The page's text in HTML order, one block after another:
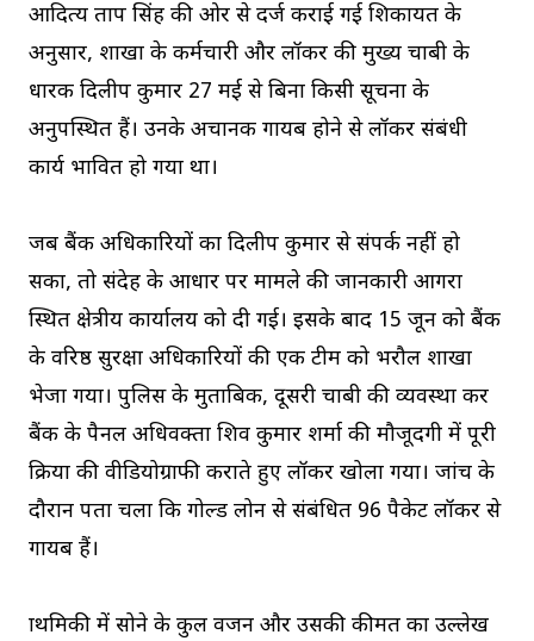
आदित्य प्रताप सिंह की ओर से दर्ज कराई गई शिकायत के
अनुसार, शाखा के कर्मचारी और लॉकर की मुख्य चाबी के
धारक दिलीप कुमार 27 मई से बिना किसी सूचना के
अनुपस्थित हैं। उनके अचानक गायब होने से लॉकर संबंधी
कार्य प्रभावित हो गया था।
जब बैंक अधिकारियों का दिलीप कुमार से संपर्क नहीं हो
सका, तो संदेह के आधार पर मामले की जानकारी आगरा
स्थित क्षेत्रीय कार्यालय को दी गई। इसके बाद 15 जून को बैंक
के वरिष्ठ सुरक्षा अधिकारियों की एक टीम को भरौल शाखा
भेजा गया। पुलिस के मुताबिक, दूसरी चाबी की व्यवस्था कर
बैंक के पैनल अधिवक्ता शिव कुमार शर्मा की मौजूदगी में पूरी
प्रक्रिया की वीडियोग्राफी कराते हुए लॉकर खोला गया। जांच के
दौरान पता चला कि गोल्ड लोन से संबंधित 96 पैकेट लॉकर से
गायब हैं।
प्राथमिकी में सोने के कुल वजन और उसकी कीमत का उल्लेख